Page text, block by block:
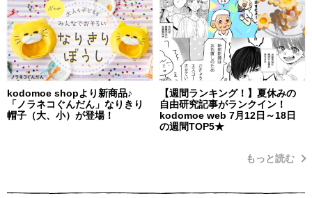
kodomoe shopより新商品♪
「ノラネコぐんだん」なりきり
帽子（大、小）が登場！
【週間ランキング！】夏休みの
自由研究記事がランクイン！
kodomoe web 7月12日～18日
の週間TOP5★
もっと読む